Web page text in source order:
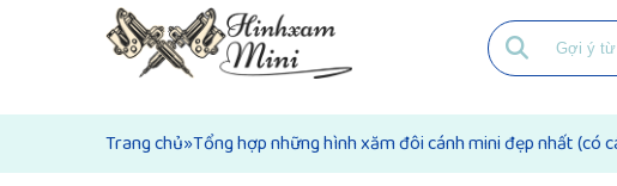
Trang chủ»Tổng hợp những hình xăm đôi cánh mini đẹp nhất (có